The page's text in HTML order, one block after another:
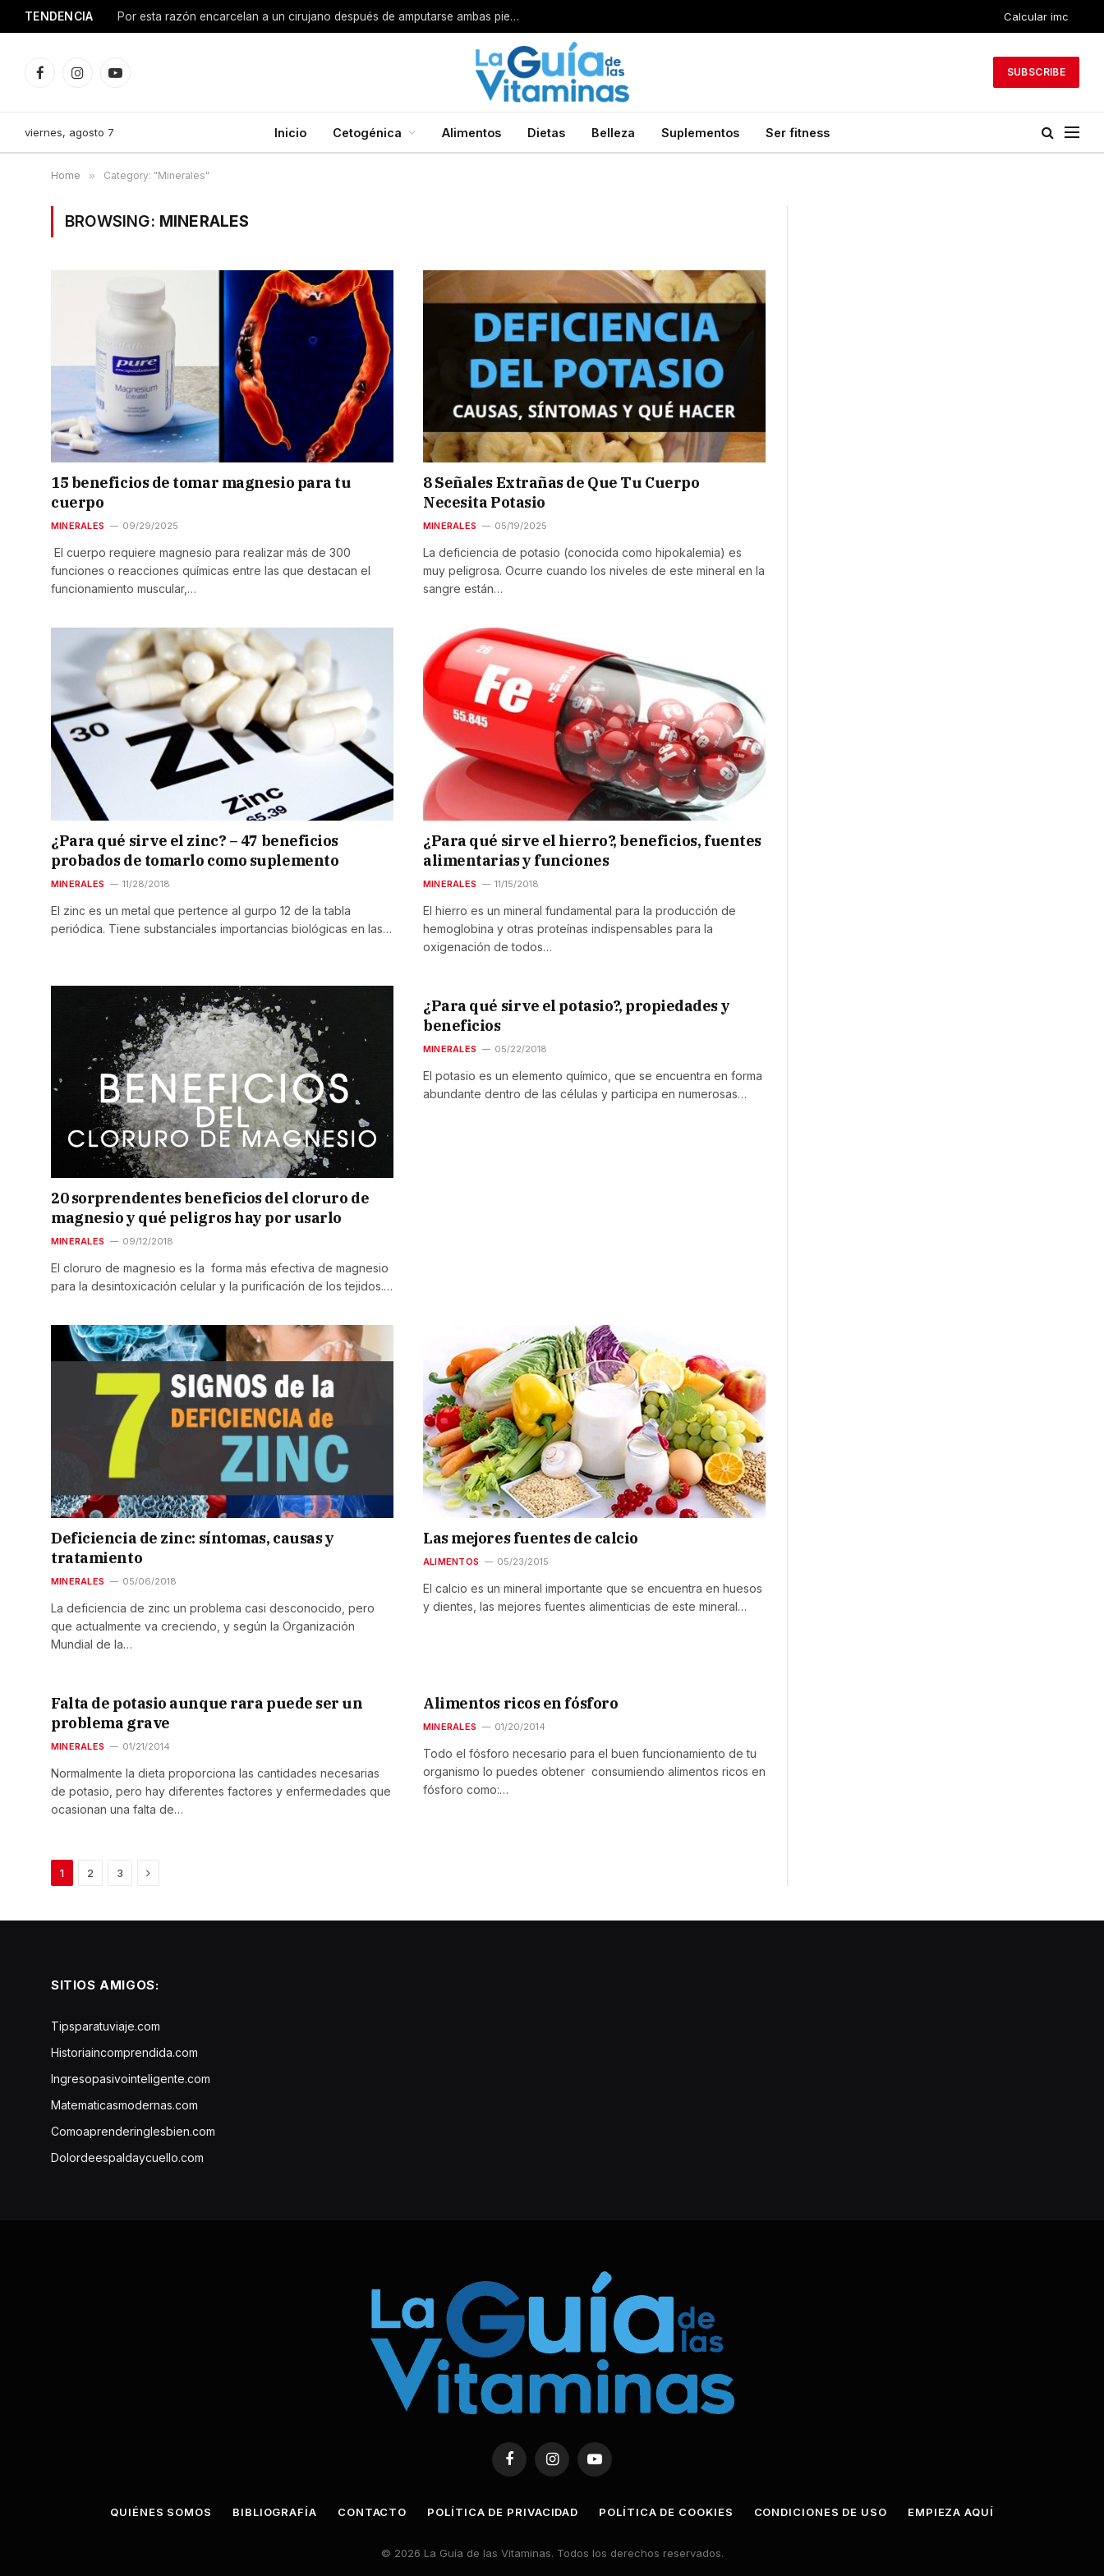
TENDENCIA Por esta razón encarcelan a un cirujano después de amputarse ambas piernas Calcular imc
FacebookInstagramYouTube
SUBSCRIBE
viernes, agosto 7 Inicio Cetogénica Alimentos Dietas Belleza Suplementos Ser fitness
Home » Category: "Minerales"
BROWSING: MINERALES
15 beneficios de tomar magnesio para tu
cuerpo
MINERALES 09/29/2025
El cuerpo requiere magnesio para realizar más de 300
funciones o reacciones químicas entre las que destacan el
funcionamiento muscular,…
8 Señales Extrañas de Que Tu Cuerpo
Necesita Potasio
MINERALES 05/19/2025
La deficiencia de potasio (conocida como hipokalemia) es
muy peligrosa. Ocurre cuando los niveles de este mineral en la
sangre están…
¿Para qué sirve el zinc? – 47 beneficios
probados de tomarlo como suplemento
MINERALES 11/28/2018
El zinc es un metal que pertence al gurpo 12 de la tabla
periódica. Tiene substanciales importancias biológicas en las…
¿Para qué sirve el hierro?, beneficios, fuentes
alimentarias y funciones
MINERALES 11/15/2018
El hierro es un mineral fundamental para la producción de
hemoglobina y otras proteínas indispensables para la
oxigenación de todos…
20 sorprendentes beneficios del cloruro de
magnesio y qué peligros hay por usarlo
MINERALES 09/12/2018
El cloruro de magnesio es la forma más efectiva de magnesio
para la desintoxicación celular y la purificación de los tejidos.…
¿Para qué sirve el potasio?, propiedades y
beneficios
MINERALES 05/22/2018
El potasio es un elemento químico, que se encuentra en forma
abundante dentro de las células y participa en numerosas…
Deficiencia de zinc: síntomas, causas y
tratamiento
MINERALES 05/06/2018
La deficiencia de zinc un problema casi desconocido, pero
que actualmente va creciendo, y según la Organización
Mundial de la…
Las mejores fuentes de calcio
ALIMENTOS 05/23/2015
El calcio es un mineral importante que se encuentra en huesos
y dientes, las mejores fuentes alimenticias de este mineral…
Falta de potasio aunque rara puede ser un
problema grave
MINERALES 01/21/2014
Normalmente la dieta proporciona las cantidades necesarias
de potasio, pero hay diferentes factores y enfermedades que
ocasionan una falta de…
Alimentos ricos en fósforo
MINERALES 01/20/2014
Todo el fósforo necesario para el buen funcionamiento de tu
organismo lo puedes obtener consumiendo alimentos ricos en
fósforo como:…
1 2 3 Next
SITIOS AMIGOS:
Tipsparatuviaje.com
Historiaincomprendida.com
Ingresopasivointeligente.com
Matematicasmodernas.com
Comoaprenderinglesbien.com
Dolordeespaldaycuello.com
FacebookInstagramYouTube
QUIÉNES SOMOS BIBLIOGRAFÍA CONTACTO POLÍTICA DE PRIVACIDAD POLÍTICA DE COOKIES CONDICIONES DE USO EMPIEZA AQUÍ
© 2026 La Guía de las Vitaminas. Todos los derechos reservados.